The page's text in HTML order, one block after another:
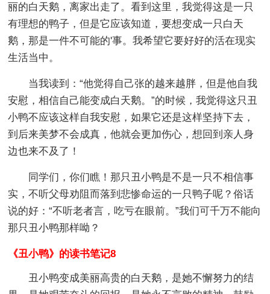
丽的白天鹅，离家出走了。看到这里，我觉得这是一只
有理想的鸭子，但是它应该知道，要想变成一只白天
鹅，那是一件不可能的'事。我希望它要好好的活在现实
生活当中。
当我读到：“他觉得自己张的越来越胖，但是他自我
安慰，相信自己能变成白天鹅。”的时候，我觉得这只丑
小鸭不应该这样自我安慰，如果它还是这样坚持下去，
到后来美梦不会成真，他就会更加伤心，想回到亲人身
边也来不及了！
同学们，你们瞧！那只丑小鸭是不是一只不相信事
实，不听父母劝阻而落到悲惨命运的一只鸭子呢？俗话
说的好：“不听老者言，吃亏在眼前。”我们可千万不能向
那只丑小鸭那样呦？
《丑小鸭》的读书笔记8
丑小鸭变成美丽高贵的白天鹅，是她不懈努力的结